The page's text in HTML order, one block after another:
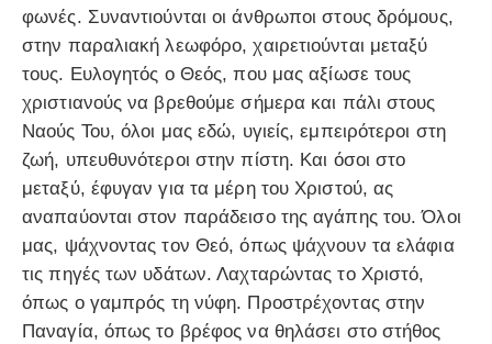
φωνές. Συναντιούνται οι άνθρωποι στους δρόμους,
στην παραλιακή λεωφόρο, χαιρετιούνται μεταξύ
τους. Ευλογητός ο Θεός, που μας αξίωσε τους
χριστιανούς να βρεθούμε σήμερα και πάλι στους
Ναούς Του, όλοι μας εδώ, υγιείς, εμπειρότεροι στη
ζωή, υπευθυνότεροι στην πίστη. Και όσοι στο
μεταξύ, έφυγαν για τα μέρη του Χριστού, ας
αναπαύονται στον παράδεισο της αγάπης του. Όλοι
μας, ψάχνοντας τον Θεό, όπως ψάχνουν τα ελάφια
τις πηγές των υδάτων. Λαχταρώντας το Χριστό,
όπως ο γαμπρός τη νύφη. Προστρέχοντας στην
Παναγία, όπως το βρέφος να θηλάσει στο στήθος